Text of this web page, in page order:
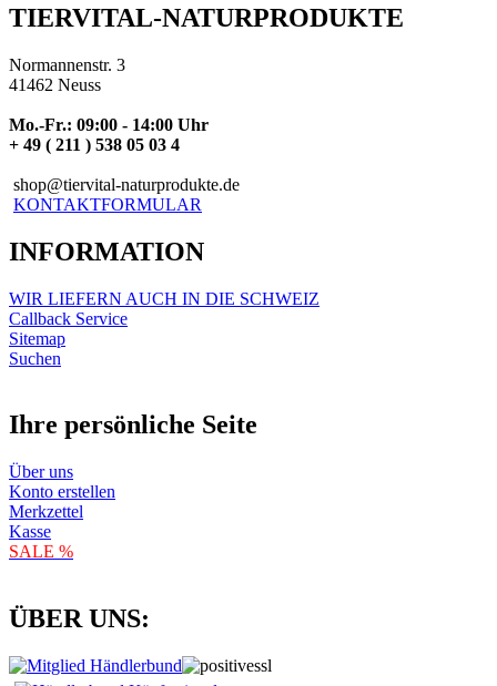
TIERVITAL-NATURPRODUKTE
Normannenstr. 3
41462 Neuss
Mo.-Fr.: 09:00 - 14:00 Uhr
+ 49 ( 211 ) 538 05 03 4
shop@tiervital-naturprodukte.de
KONTAKTFORMULAR
INFORMATION
WIR LIEFERN AUCH IN DIE SCHWEIZ
Callback Service
Sitemap
Suchen
Ihre persönliche Seite
Über uns
Konto erstellen
Merkzettel
Kasse
SALE %
ÜBER UNS: